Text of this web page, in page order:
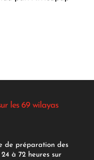
les 69 wilayas
de préparation des
à 72 heures sur